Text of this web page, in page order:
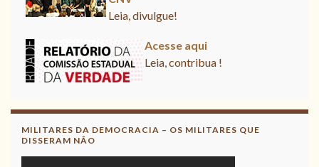
Leia, divulgue!
Acesse aqui
Leia, contribua !
MILITARES DA DEMOCRACIA – OS MILITARES QUE
DISSERAM NÃO